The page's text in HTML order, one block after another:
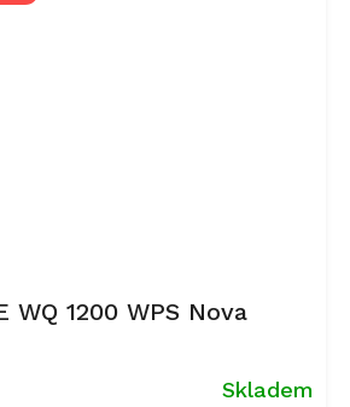
WQ 1200 WPS Nova
Skladem